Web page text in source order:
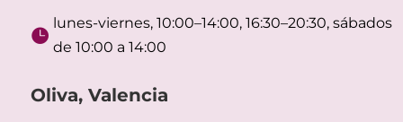

lunes-viernes, 10:00–14:00, 16:30–20:30, sábados
de 10:00 a 14:00
Oliva, Valencia